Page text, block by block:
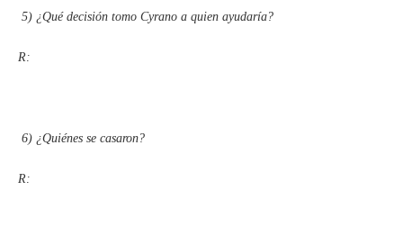
5) ¿Qué decisión tomo Cyrano a quien ayudaría?
R:
6) ¿Quiénes se casaron?
R: